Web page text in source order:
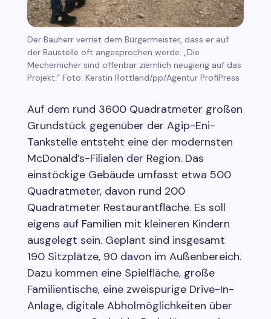
Der Bauherr verriet dem Bürgermeister, dass er auf
der Baustelle oft angesprochen werde: „Die
Mechernicher sind offenbar ziemlich neugierig auf das
Projekt.“ Foto: Kerstin Rottland/pp/Agentur ProfiPress
Auf dem rund 3600 Quadratmeter großen
Grundstück gegenüber der Agip-Eni-
Tankstelle entsteht eine der modernsten
McDonald’s-Filialen der Region. Das
einstöckige Gebäude umfasst etwa 500
Quadratmeter, davon rund 200
Quadratmeter Restaurantfläche. Es soll
eigens auf Familien mit kleineren Kindern
ausgelegt sein. Geplant sind insgesamt
190 Sitzplätze, 90 davon im Außenbereich.
Dazu kommen eine Spielfläche, große
Familientische, eine zweispurige Drive-In-
Anlage, digitale Abholmöglichkeiten über